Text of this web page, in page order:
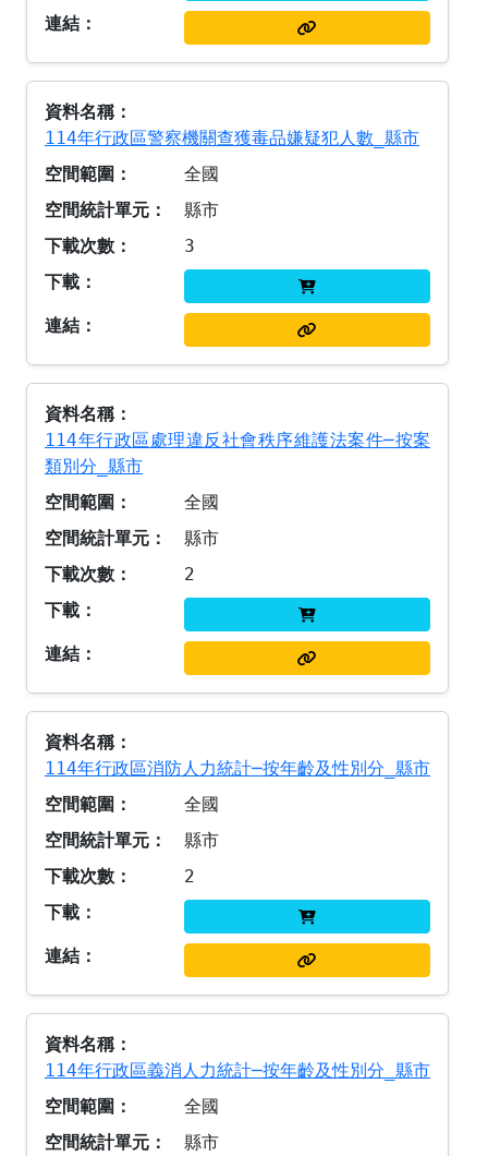
114年行政區警察機關查獲毒品嫌疑犯人數_縣市
全國
縣市
3
114年行政區處理違反社會秩序維護法案件─按案
類別分_縣市
全國
縣市
2
114年行政區消防人力統計─按年齡及性別分_縣市
全國
縣市
2
114年行政區義消人力統計─按年齡及性別分_縣市
全國
縣市